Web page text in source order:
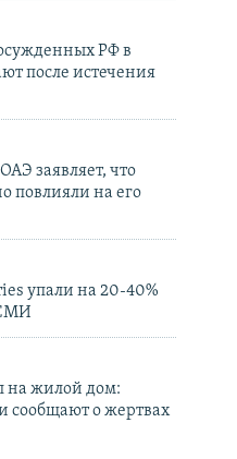
РФ в
после истечения
заявляет, что
повлияли на его
упали на 20-40%
на жилой дом:
сообщают о жертвах